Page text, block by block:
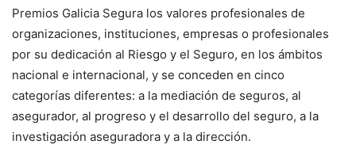
Premios Galicia Segura los valores profesionales de
organizaciones, instituciones, empresas o profesionales
por su dedicación al Riesgo y el Seguro, en los ámbitos
nacional e internacional, y se conceden en cinco
categorías diferentes: a la mediación de seguros, al
asegurador, al progreso y el desarrollo del seguro, a la
investigación aseguradora y a la dirección.